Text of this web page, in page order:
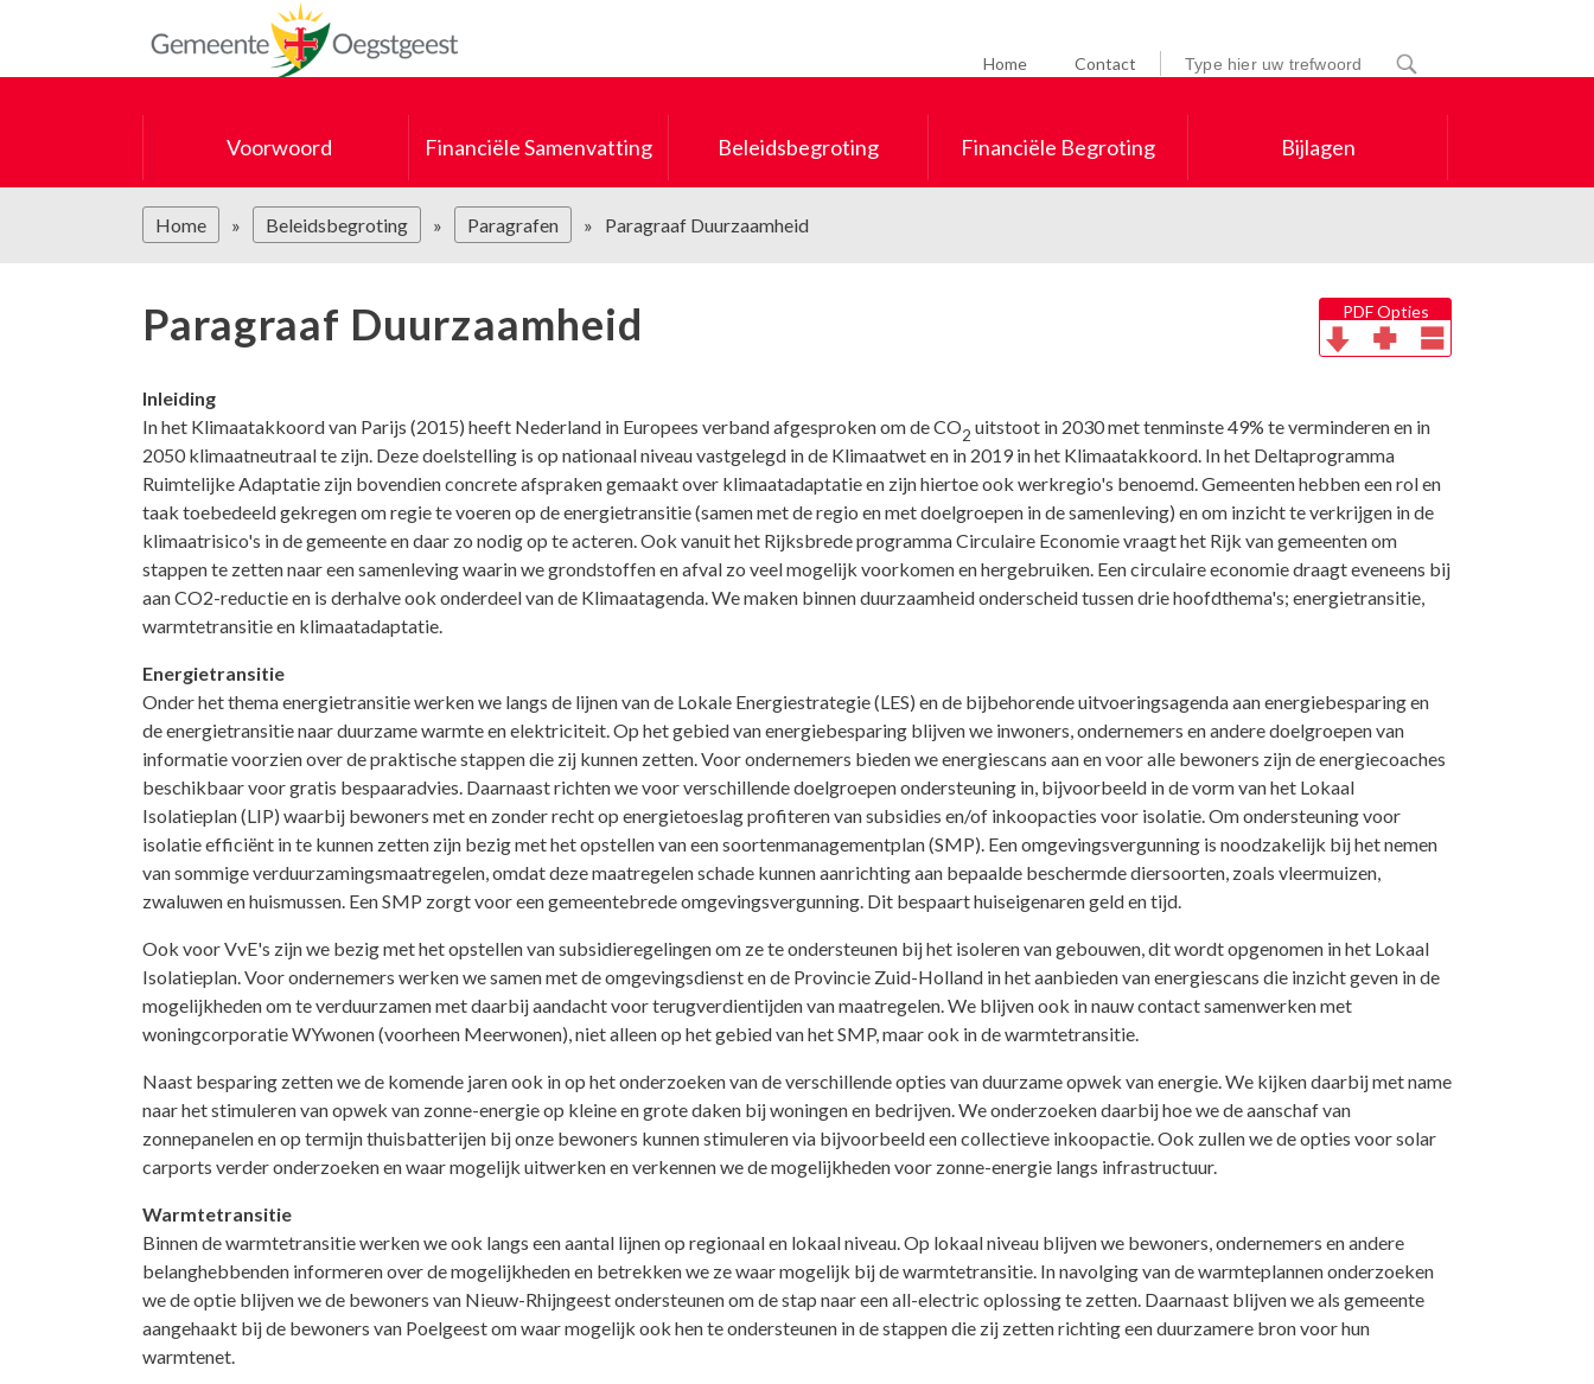
Home Contact
Voorwoord Financiële Samenvatting Beleidsbegroting Financiële Begroting Bijlagen
Home Beleidsbegroting Paragrafen Paragraaf Duurzaamheid
PDF Opties
Paragraaf Duurzaamheid
Inleiding
In het Klimaatakkoord van Parijs (2015) heeft Nederland in Europees verband afgesproken om de CO2 uitstoot in 2030 met tenminste 49% te verminderen en in
2050 klimaatneutraal te zijn. Deze doelstelling is op nationaal niveau vastgelegd in de Klimaatwet en in 2019 in het Klimaatakkoord. In het Deltaprogramma
Ruimtelijke Adaptatie zijn bovendien concrete afspraken gemaakt over klimaatadaptatie en zijn hiertoe ook werkregio's benoemd. Gemeenten hebben een rol en
taak toebedeeld gekregen om regie te voeren op de energietransitie (samen met de regio en met doelgroepen in de samenleving) en om inzicht te verkrijgen in de
klimaatrisico's in de gemeente en daar zo nodig op te acteren. Ook vanuit het Rijksbrede programma Circulaire Economie vraagt het Rijk van gemeenten om
stappen te zetten naar een samenleving waarin we grondstoffen en afval zo veel mogelijk voorkomen en hergebruiken. Een circulaire economie draagt eveneens bij
aan CO2-reductie en is derhalve ook onderdeel van de Klimaatagenda. We maken binnen duurzaamheid onderscheid tussen drie hoofdthema's; energietransitie,
warmtetransitie en klimaatadaptatie.
Energietransitie
Onder het thema energietransitie werken we langs de lijnen van de Lokale Energiestrategie (LES) en de bijbehorende uitvoeringsagenda aan energiebesparing en
de energietransitie naar duurzame warmte en elektriciteit. Op het gebied van energiebesparing blijven we inwoners, ondernemers en andere doelgroepen van
informatie voorzien over de praktische stappen die zij kunnen zetten. Voor ondernemers bieden we energiescans aan en voor alle bewoners zijn de energiecoaches
beschikbaar voor gratis bespaaradvies. Daarnaast richten we voor verschillende doelgroepen ondersteuning in, bijvoorbeeld in de vorm van het Lokaal
Isolatieplan (LIP) waarbij bewoners met en zonder recht op energietoeslag profiteren van subsidies en/of inkoopacties voor isolatie. Om ondersteuning voor
isolatie efficiënt in te kunnen zetten zijn bezig met het opstellen van een soortenmanagementplan (SMP). Een omgevingsvergunning is noodzakelijk bij het nemen
van sommige verduurzamingsmaatregelen, omdat deze maatregelen schade kunnen aanrichting aan bepaalde beschermde diersoorten, zoals vleermuizen,
zwaluwen en huismussen. Een SMP zorgt voor een gemeentebrede omgevingsvergunning. Dit bespaart huiseigenaren geld en tijd.
Ook voor VvE's zijn we bezig met het opstellen van subsidieregelingen om ze te ondersteunen bij het isoleren van gebouwen, dit wordt opgenomen in het Lokaal
Isolatieplan. Voor ondernemers werken we samen met de omgevingsdienst en de Provincie Zuid-Holland in het aanbieden van energiescans die inzicht geven in de
mogelijkheden om te verduurzamen met daarbij aandacht voor terugverdientijden van maatregelen. We blijven ook in nauw contact samenwerken met
woningcorporatie WYwonen (voorheen Meerwonen), niet alleen op het gebied van het SMP, maar ook in de warmtetransitie.
Naast besparing zetten we de komende jaren ook in op het onderzoeken van de verschillende opties van duurzame opwek van energie. We kijken daarbij met name
naar het stimuleren van opwek van zonne-energie op kleine en grote daken bij woningen en bedrijven. We onderzoeken daarbij hoe we de aanschaf van
zonnepanelen en op termijn thuisbatterijen bij onze bewoners kunnen stimuleren via bijvoorbeeld een collectieve inkoopactie. Ook zullen we de opties voor solar
carports verder onderzoeken en waar mogelijk uitwerken en verkennen we de mogelijkheden voor zonne-energie langs infrastructuur.
Warmtetransitie
Binnen de warmtetransitie werken we ook langs een aantal lijnen op regionaal en lokaal niveau. Op lokaal niveau blijven we bewoners, ondernemers en andere
belanghebbenden informeren over de mogelijkheden en betrekken we ze waar mogelijk bij de warmtetransitie. In navolging van de warmteplannen onderzoeken
we de optie blijven we de bewoners van Nieuw-Rhijngeest ondersteunen om de stap naar een all-electric oplossing te zetten. Daarnaast blijven we als gemeente
aangehaakt bij de bewoners van Poelgeest om waar mogelijk ook hen te ondersteunen in de stappen die zij zetten richting een duurzamere bron voor hun
warmtenet.